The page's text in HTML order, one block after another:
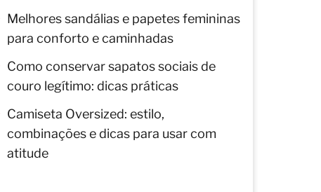
Melhores sandálias e papetes femininas
para conforto e caminhadas
Como conservar sapatos sociais de
couro legítimo: dicas práticas
Camiseta Oversized: estilo,
combinações e dicas para usar com
atitude